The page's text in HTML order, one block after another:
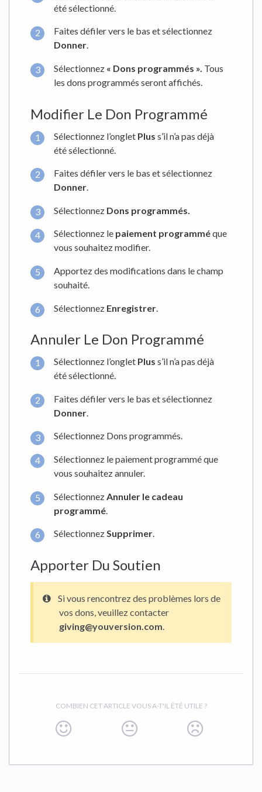
été sélectionné.
Faites défiler vers le bas et sélectionnez
Donner.
Sélectionnez « Dons programmés ». Tous
les dons programmés seront affichés.
Modifier Le Don Programmé
Sélectionnez l’onglet Plus s’il n’a pas déjà
été sélectionné.
Faites défiler vers le bas et sélectionnez
Donner.
Sélectionnez Dons programmés.
Sélectionnez le paiement programméque
vous souhaitez modifier.
Apportez des modifications dans le champ
souhaité.
Sélectionnez Enregistrer
Annuler Le Don Programmé
Sélectionnez l’onglet Plus s’il n’a pas déjà
été sélectionné.
Faites défiler vers le bas et sélectionnez
Donner
Sélectionnez Dons programmés.
Sélectionnez le paiement programmé que
vous souhaitez annuler.
Sélectionnez Annuler le cadeau
programmé
SélectionnezSupprimer.
Apporter Du Soutien
Si vous rencontrez des problèmes lors de
vos dons, veuillez contacter
giving@youversion.com.
COMBIEN CET ARTICLE VOUS A-T'IL ÉTÉ UTILE ?